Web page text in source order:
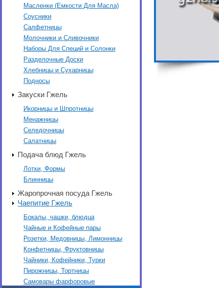
Масленки (Емкости Для Масла)
Соусники
Салфетницы
Молочники и Сливочники
Наборы Для Специй и Солонки
Разделочные Доски
Хлебницы и Сухарницы
Подносы
Закуски Гжель
Икорницы и Шпротницы
Менажницы
Селедочницы
Салатницы
Подача блюд Гжель
Лотки, Формы
Блинницы
Жаропрочная посуда Гжель
Чаепитие Гжель
Бокалы, чашки, блюдца
Чайные и Кофейные пары
Розетки, Медовницы, Лимонницы
Конфетницы, Фруктовницы
Чайники, Кофейники, Турки
Пирожницы, Тортницы
Самовары фарфоровые